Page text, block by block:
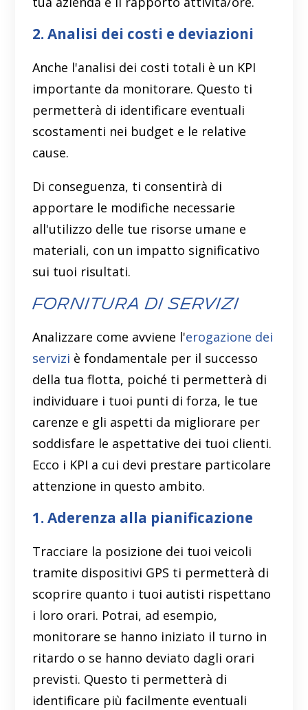
2. Analisi dei costi e deviazioni
Anche l'analisi dei costi totali è un KPI
importante da monitorare. Questo ti
permetterà di identificare eventuali
scostamenti nei budget e le relative
cause.
Di conseguenza, ti consentirà di
apportare le modifiche necessarie
all'utilizzo delle tue risorse umane e
materiali, con un impatto significativo
sui tuoi risultati.
Fornitura di servizi
Analizzare come avviene l'erogazione dei
servizi è fondamentale per il successo
della tua flotta, poiché ti permetterà di
individuare i tuoi punti di forza, le tue
carenze e gli aspetti da migliorare per
soddisfare le aspettative dei tuoi clienti.
Ecco i KPI a cui devi prestare particolare
attenzione in questo ambito.
1. Aderenza alla pianificazione
Tracciare la posizione dei tuoi veicoli
tramite dispositivi GPS ti permetterà di
scoprire quanto i tuoi autisti rispettano
i loro orari. Potrai, ad esempio,
monitorare se hanno iniziato il turno in
ritardo o se hanno deviato dagli orari
previsti. Questo ti permetterà di
identificare più facilmente eventuali